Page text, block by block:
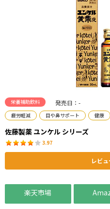
栄養補助飲料 発売日：-
疲労軽減 目や鼻サポート 健康
佐藤製薬 ユンケル シリーズ
3.97
レビ
楽天市場